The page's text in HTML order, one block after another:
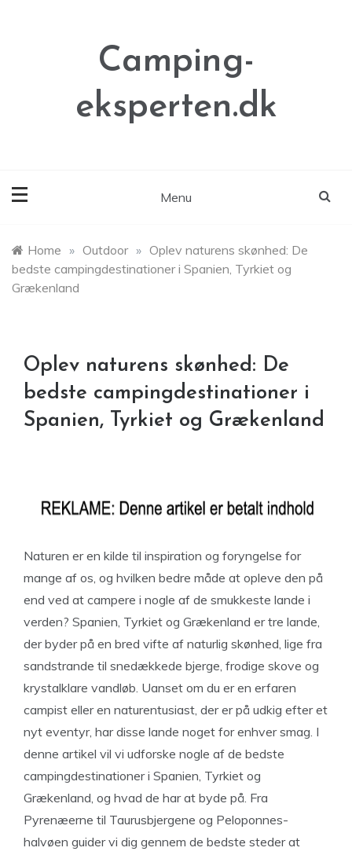
Camping-
eksperten.dk
Menu
Home » Outdoor » Oplev naturens skønhed: De
bedste campingdestinationer i Spanien, Tyrkiet og
Grækenland
Oplev naturens skønhed: De
bedste campingdestinationer i
Spanien, Tyrkiet og Grækenland
Naturen er en kilde til inspiration og foryngelse for
mange af os, og hvilken bedre måde at opleve den på
end ved at campere i nogle af de smukkeste lande i
verden? Spanien, Tyrkiet og Grækenland er tre lande,
der byder på en bred vifte af naturlig skønhed, lige fra
sandstrande til snedækkede bjerge, frodige skove og
krystalklare vandløb. Uanset om du er en erfaren
campist eller en naturentusiast, der er på udkig efter et
nyt eventyr, har disse lande noget for enhver smag. I
denne artikel vil vi udforske nogle af de bedste
campingdestinationer i Spanien, Tyrkiet og
Grækenland, og hvad de har at byde på. Fra
Pyrenæerne til Taurusbjergene og Peloponnes-
halvøen guider vi dig gennem de bedste steder at